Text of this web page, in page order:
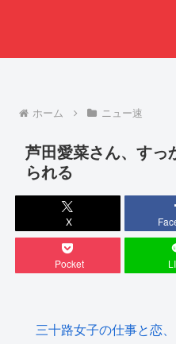
ホーム ニュー速
芦田愛菜さん、すっ
られる
X
Pocket
三十路女子の仕事と恋